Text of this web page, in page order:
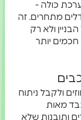
כולה -
מתחרים. זה
ולא רק
יותר
ולקבל ניתוח
מאות
ותובנות שלא